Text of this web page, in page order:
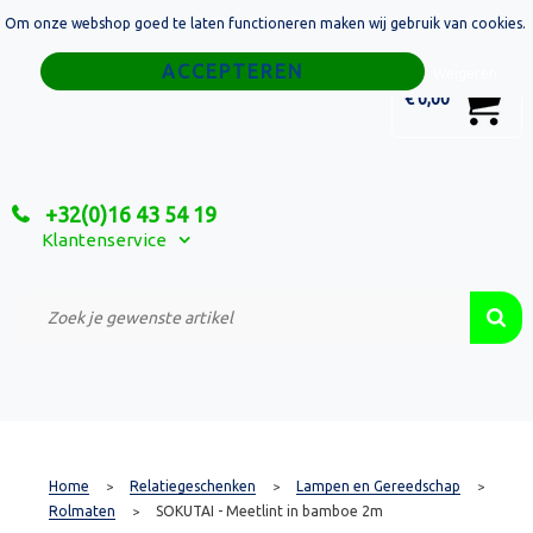
€ 0,00
+32(0)16 43 54 19
Klantenservice
Home
Relatiegeschenken
Custom Made Projecten
Home > Relatiegeschenken > Lampen en Gereedschap >
Rolmaten > SOKUTAI - Meetlint in bamboe 2m
Om onze webshop goed te laten functioneren maken wij gebruik van cookies.